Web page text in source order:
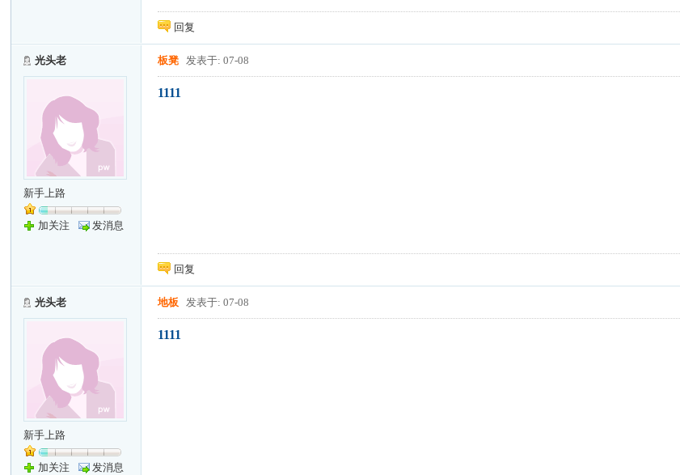
回复
光头老
新手上路
加关注 发消息
板凳 发表于: 07-08
1111
回复
光头老
新手上路
加关注 发消息
地板 发表于: 07-08
1111